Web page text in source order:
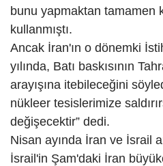
bunu yapmaktan tamamen
kullanmıştı.
Ancak İran'ın o dönemki
yılında, Batı baskısının
arayışına itebileceğini
nükleer tesislerimize
değişecektir” dedi.
Nisan ayında İran ve İsrail
İsrail'in Şam'daki İran